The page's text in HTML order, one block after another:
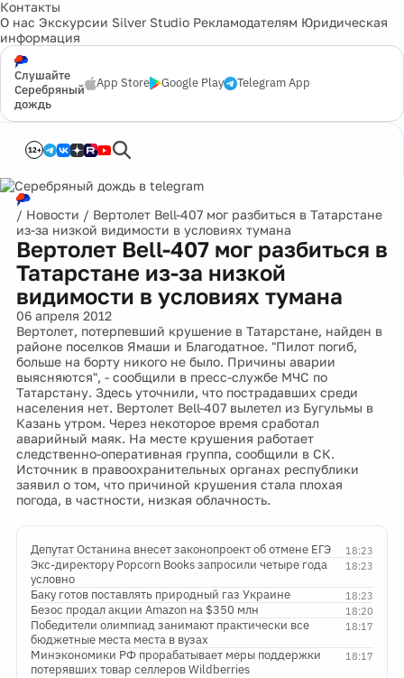
Контакты
О нас Экскурсии Silver Studio Рекламодателям Юридическая
информация
Слушайте
Серебряный
дождь
App Store Google Play Telegram App
12+
/ Новости / Вертолет Bell-407 мог разбиться в Татарстане
из-за низкой видимости в условиях тумана
Вертолет Bell-407 мог разбиться в
Татарстане из-за низкой
видимости в условиях тумана
06 апреля 2012
Вертолет, потерпевший крушение в Татарстане, найден в
районе поселков Ямаши и Благодатное. "Пилот погиб,
больше на борту никого не было. Причины аварии
выясняются", - сообщили в пресс-службе МЧС по
Татарстану. Здесь уточнили, что пострадавших среди
населения нет. Вертолет Bell-407 вылетел из Бугульмы в
Казань утром. Через некоторое время сработал
аварийный маяк. На месте крушения работает
следственно-оперативная группа, сообщили в СК.
Источник в правоохранительных органах республики
заявил о том, что причиной крушения стала плохая
погода, в частности, низкая облачность.
18:23
Депутат Останина внесет законопроект об отмене ЕГЭ
18:23
Экс-директору Popcorn Books запросили четыре года
условно
18:23
Баку готов поставлять природный газ Украине
18:20
Безос продал акции Amazon на $350 млн
18:17
Победители олимпиад занимают практически все
бюджетные места места в вузах
18:17
Минэкономики РФ прорабатывает меры поддержки
потерявших товар селлеров Wildberries